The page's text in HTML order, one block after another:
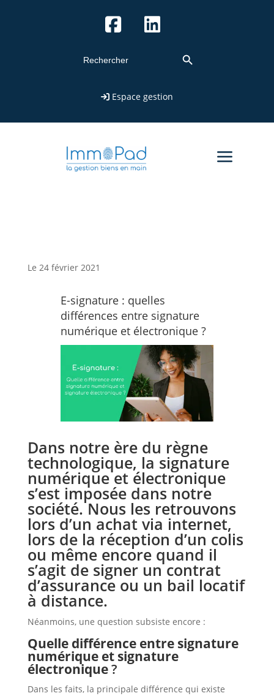
for:
Espace gestion
a
Le 24 février 2021
E-signature : quelles
différences entre signature
numérique et électronique ?
Dans notre ère du règne
technologique, la signature
numérique et électronique
s’est imposée dans notre
société. Nous les retrouvons
lors d’un achat via internet,
lors de la réception d’un colis
ou même encore quand il
s’agit de signer un contrat
d’assurance ou un bail locatif
à distance.
Néanmoins, une question subsiste encore :
Quelle différence entre signature
numérique et signature
électronique?
Dans les faits, la principale différence qui existe